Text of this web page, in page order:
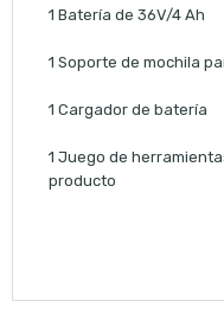
1 Batería de 36V/4 Ah
1 Soporte de mochila
1 Cargador de batería
1 Juego de
producto